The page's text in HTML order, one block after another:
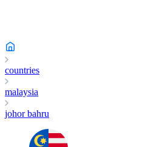
countries
malaysia
johor bahru